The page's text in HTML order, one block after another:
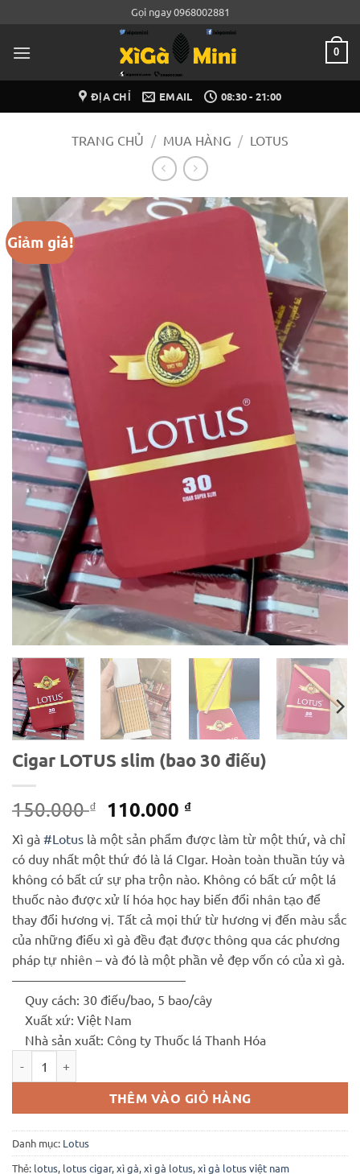
nội
Gọi ngay 0968002881
0
ĐỊA CHỈ EMAIL 08:30 - 21:00
TRANG CHỦ / MUA HÀNG / LOTUS
Giảm giá!
Cigar LOTUS slim (bao 30 điếu)
150.000₫ Giá
gốc
là:
150.000 ₫.
110.000 ₫Giá
tại
là:
110.000 ₫.
Xì gà #Lotus là một sản phẩm được làm từ một thứ, và chỉ
có duy nhất một thứ đó là lá CIgar. Hoàn toàn thuần túy và
không có bất cứ sự pha trộn nào. Không có bất cứ một lá
thuốc nào được xử lí hóa học hay biến đổi nhân tạo để
thay đổi hương vị. Tất cả mọi thứ từ hương vị đến màu sắc
của những điếu xì gà đều đạt được thông qua các phương
pháp tự nhiên – và đó là một phần vẻ đẹp vốn có của xì gà.
—————————————–
Quy cách: 30 điếu/bao, 5 bao/cây
Xuất xứ: Việt Nam
Nhà sản xuất: Công ty Thuốc lá Thanh Hóa
THÊM VÀO GIỎ HÀNG
Danh mục: Lotus
Thẻ: lotus, lotus cigar,xì gà,xì gà lotus,xì gà lotus việt nam